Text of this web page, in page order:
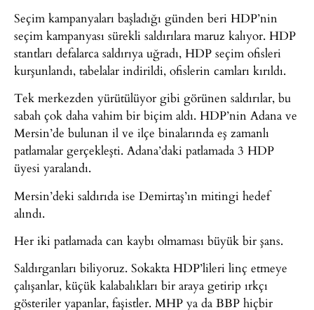
Seçim kampanyaları başladığı günden beri HDP’nin
seçim kampanyası sürekli saldırılara maruz kalıyor. HDP
stantları defalarca saldırıya uğradı, HDP seçim ofisleri
kurşunlandı, tabelalar indirildi, ofislerin camları kırıldı.
Tek merkezden yürütülüyor gibi görünen saldırılar, bu
sabah çok daha vahim bir biçim aldı. HDP’nin Adana ve
Mersin’de bulunan il ve ilçe binalarında eş zamanlı
patlamalar gerçekleşti. Adana’daki patlamada 3 HDP
üyesi yaralandı.
Mersin’deki saldırıda ise Demirtaş’ın mitingi hedef
alındı.
Her iki patlamada can kaybı olmaması büyük bir şans.
Saldırganları biliyoruz. Sokakta HDP’lileri linç etmeye
çalışanlar, küçük kalabalıkları bir araya getirip ırkçı
gösteriler yapanlar, faşistler. MHP ya da BBP hiçbir